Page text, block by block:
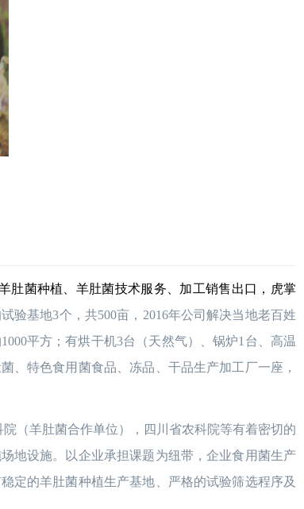
肚菌种植、羊肚菌技术服务、加工销售出口，虎掌
验基地3个，共500亩，2016年公司解决当地老百姓
平方；有烘干机3台（天然气）、锅炉1台、高温
、特色食用菌食品、冻品、干品生产加工厂一座，
（羊肚菌合作单位），四川省农科院等有着密切的
地设施。以企业承担课题为纽带，企业食用菌生产
定的羊肚菌种植生产基地、严格的试验筛选程序及